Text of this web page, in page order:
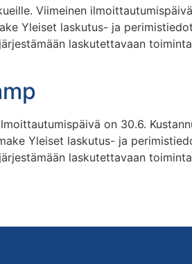
Viimeinen
Yleiset laskutus- ja
laskutettavaan
on 30.6.
Yleiset laskutus- ja
laskutettavaan